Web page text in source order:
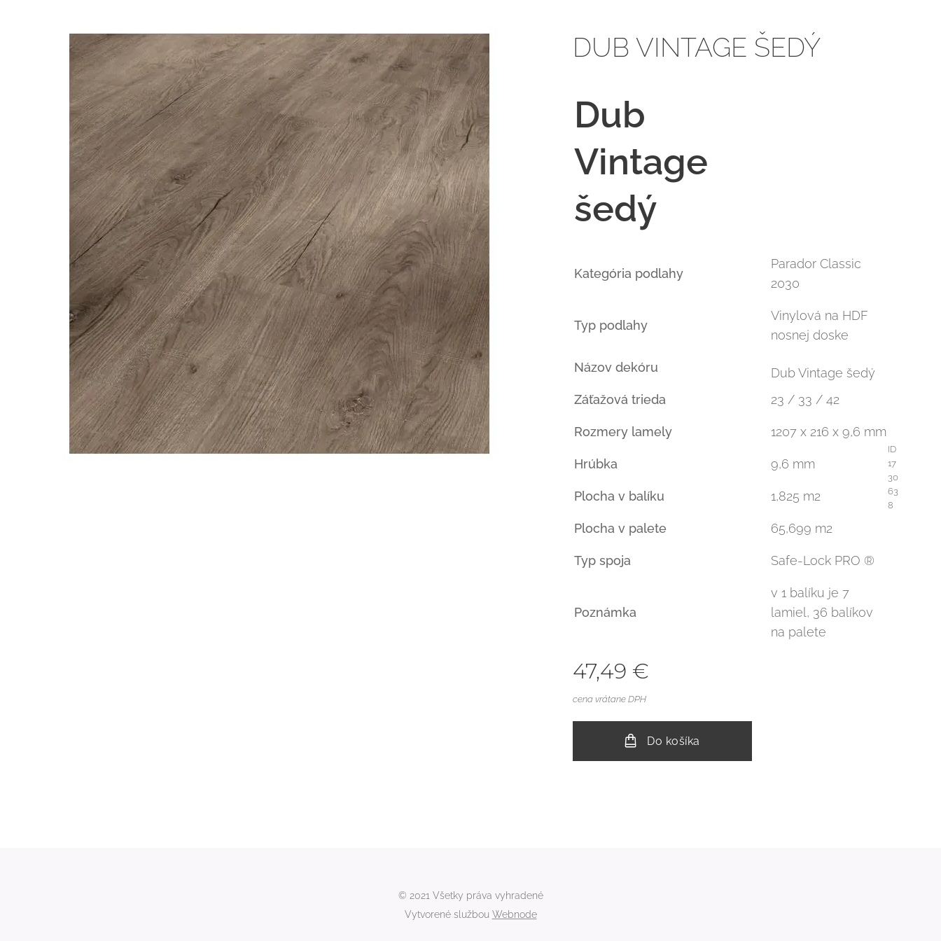
DUB VINTAGE ŠEDÝ
Dub
Vintage
šedý
Kategória podlahy
Parador Classic
2030
Typ podlahy
Vinylová na HDF
nosnej doske
Názov dekóru
Dub Vintage šedý
Záťažová trieda
23 / 33 / 42
Rozmery lamely 1207 x 216 x 9,6 mm
Hrúbka 9,6 mm
Plocha v balíku 1,825 m2
Plocha v palete 65,699 m2
Typ spoja Safe-Lock PRO ®
Poznámka
v 1 balíku je 7
lamiel, 36 balíkov
na palete
ID
17
30
63
8
47,49 €
cena vrátane DPH
Do košíka
© 2021 Všetky práva vyhradené
Vytvorené službou Webnode